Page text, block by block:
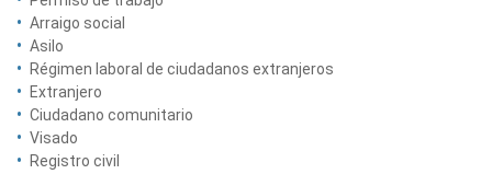
Arraigo social
Asilo
Régimen laboral de ciudadanos extranjeros
Extranjero
Ciudadano comunitario
Visado
Registro civil